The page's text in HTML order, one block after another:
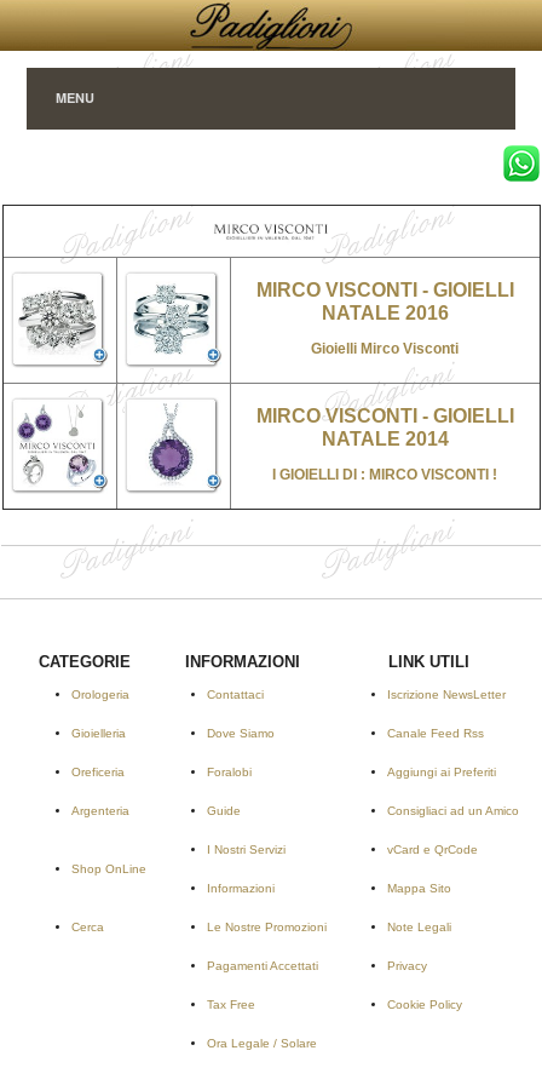
MENU
MIRCO VISCONTI - GIOIELLI
NATALE 2016
Gioielli Mirco Visconti
MIRCO VISCONTI - GIOIELLI
NATALE 2014
I GIOIELLI DI : MIRCO VISCONTI !
CATEGORIE
Orologeria
Gioielleria
Oreficeria
Argenteria
Shop OnLine
Cerca
INFORMAZIONI
Contattaci
Dove Siamo
Foralobi
Guide
I Nostri Servizi
Informazioni
Le Nostre Promozioni
Pagamenti Accettati
Tax Free
Ora Legale / Solare
LINK UTILI
Iscrizione NewsLetter
Canale Feed Rss
Aggiungi ai Preferiti
Consigliaci ad un Amico
vCard e QrCode
Mappa Sito
Note Legali
Privacy
Cookie Policy